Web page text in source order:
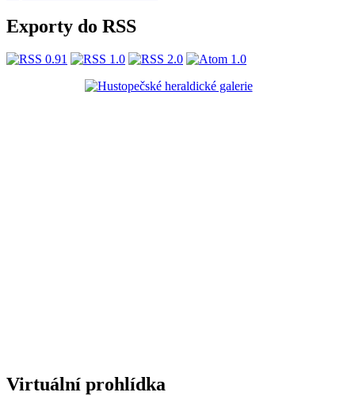
Exporty do RSS
Virtuální prohlídka